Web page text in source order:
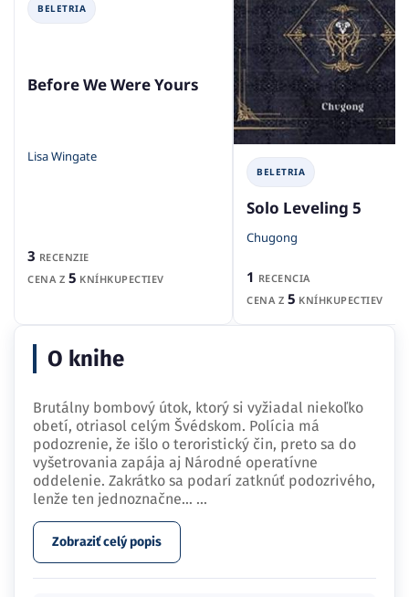
BELETRIA
Before We Were Yours
Lisa Wingate
3 RECENZIE
CENA Z 5 KNÍHKUPECTIEV
BELETRIA
Solo Leveling 5
Chugong
1 RECENCIA
CENA Z 5 KNÍHKUPECTIEV
O knihe
Brutálny bombový útok, ktorý si vyžiadal niekoľko
obetí, otriasol celým Švédskom. Polícia má
podozrenie, že išlo o teroristický čin, preto sa do
vyšetrovania zapája aj Národné operatívne
oddelenie. Zakrátko sa podarí zatknúť podozrivého,
lenže ten jednoznačne… ...
Zobraziť celý popis